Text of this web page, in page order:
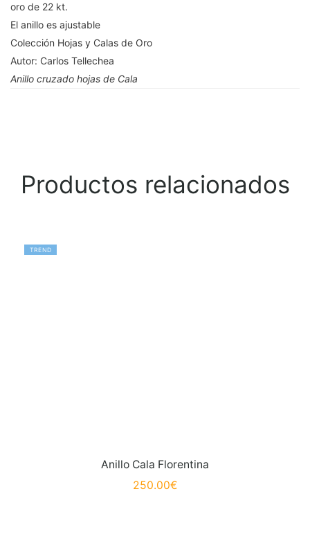
oro de 22 kt.
El anillo es ajustable
Colección Hojas y Calas de Oro
Autor: Carlos Tellechea
Anillo cruzado hojas de Cala
Productos relacionados
TREND
Anillo Cala Florentina
250.00€